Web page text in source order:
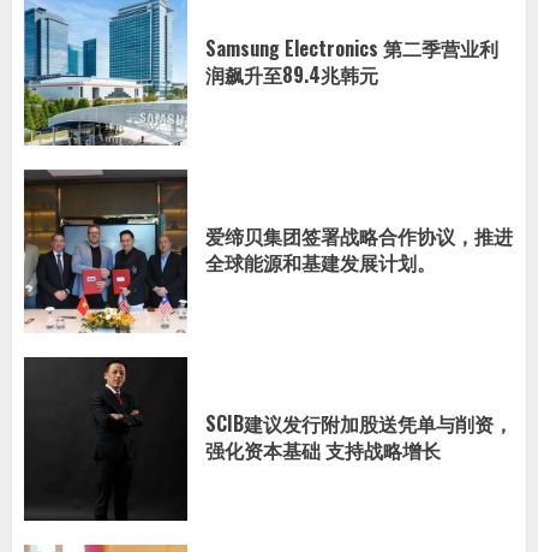
Samsung Electronics 第二季营业利
润飙升至89.4兆韩元
爱缔贝集团签署战略合作协议，推进
全球能源和基建发展计划。
SCIB建议发行附加股送凭单与削资，
强化资本基础 支持战略增长